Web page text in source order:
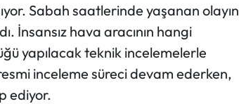
Sabah saatlerinde yaşanan olayın
İnsansız hava aracının hangi
yapılacak teknik incelemelerle
inceleme süreci devam ederken,
ediyor.